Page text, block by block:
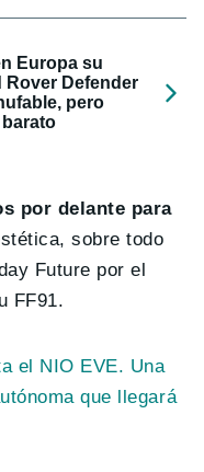
Europa su
Rover Defender
pero
por delante para
sobre todo
Future por el
FF91.
el NIO EVE. Una
que llegará